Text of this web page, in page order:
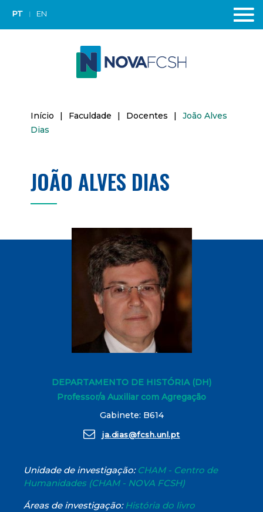
PT EN
Início | Faculdade | Docentes |
João Alves
Dias
JOÃO ALVES DIAS
DEPARTAMENTO DE HISTÓRIA (DH)
Professor/a Auxiliar com Agregação
Gabinete: B614
ja.dias@fcsh.unl.pt
Unidade de investigação: CHAM - Centro de
Humanidades (CHAM - NOVA FCSH)
Áreas de investigação:História do livro